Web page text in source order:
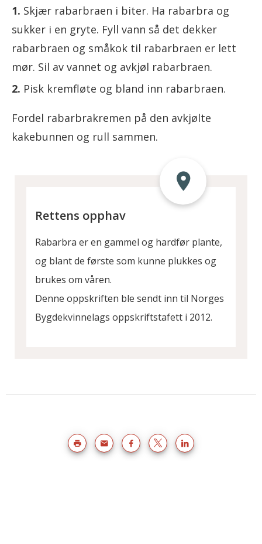
Skjær rabarbraen i biter. Ha rabarbra og
sukker i en gryte. Fyll vann så det dekker
rabarbraen og småkok til rabarbraen er lett
mør. Sil av vannet og avkjøl rabarbraen.
Pisk kremfløte og bland inn rabarbraen.
Fordel rabarbrakremen på den avkjølte
kakebunnen og rull sammen.
Rettens opphav
Rabarbra er en gammel og hardfør plante,
og blant de første som kunne plukkes og
brukes om våren.
Denne oppskriften ble sendt inn til Norges
Bygdekvinnelags oppskriftstafett i 2012.